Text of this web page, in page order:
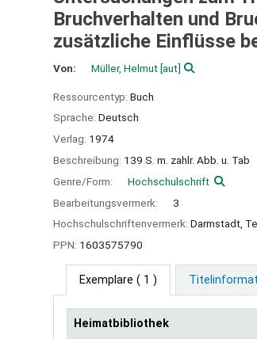
Bruchverhalten und
zusätzliche Einflüsse
Von: Müller, Helmut[aut]
Ressourcentyp: Buch
Sprache: Deutsch
Verlag: 1974
Beschreibung: 139 S. m. zahlr. Abb. u. Tab
Genre/Form:
Hochschulschrift
Bearbeitungsvermerk:
3
Hochschulschriftenvermerk: Darmstadt,
PPN: 1603575790
Exemplare ( 1 )
Heimatbibliothek